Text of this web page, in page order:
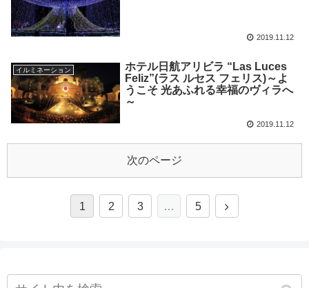
2019.11.12
イルミネーション
ホテル日航アリビラ “Las Luces
Feliz”(ラス ルセス フェリス)～よ
うこそ 光あふれる幸福のヴィラへ
～
2019.11.12
次のページ
1 2 3 … 5